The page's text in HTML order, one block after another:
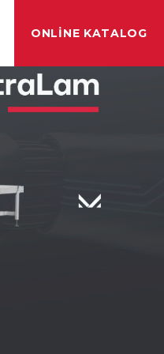
ONLINE KATALOG